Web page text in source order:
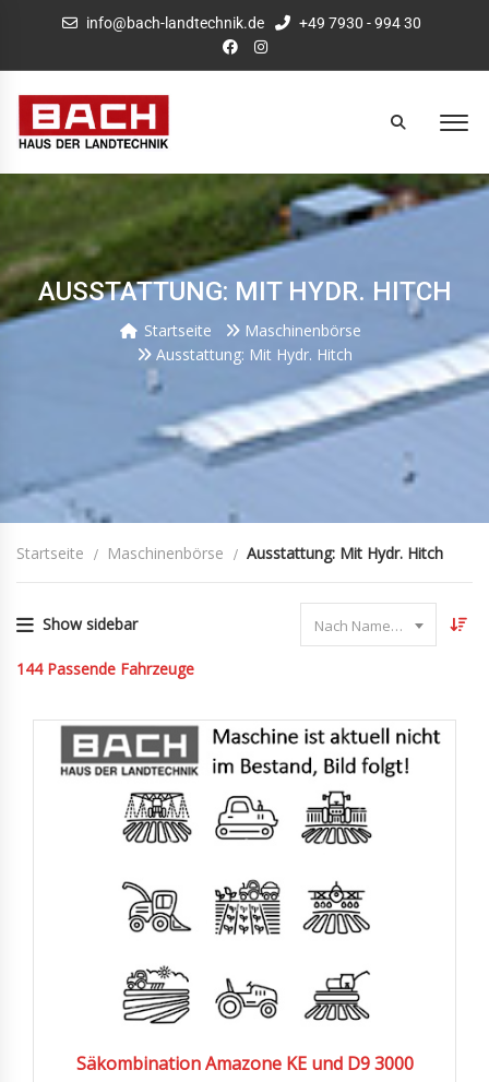
info@bach-landtechnik.de +49 7930 - 994 30
AUSSTATTUNG: MIT HYDR. HITCH
Startseite
Maschinenbörse
Ausstattung: Mit Hydr. Hitch
Startseite Maschinenbörse Ausstattung: Mit Hydr. Hitch
Show sidebar Nach Name sortieren
144 Passende Fahrzeuge
Säkombination Amazone KE und D9 3000